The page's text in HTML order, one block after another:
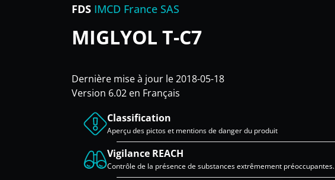
MIGLYOL T-C7
FDS IMCD France SAS
Dernière mise à jour le 2018-05-18
Version 6.02 en Français
Classification
Aperçu des pictos et mentions de danger du produit
Vigilance REACH
Contrôle de la présence de substances extrêmement préoccupantes.